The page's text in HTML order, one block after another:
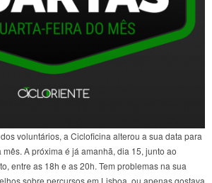
voluntários, a Cicloficina alterou a sua data para
mês. A próxima é já amanhã, dia 15, junto ao
entre as 18h e as 20h. Tem problemas na sua